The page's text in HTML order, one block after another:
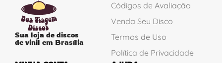
Sua loja de discos
de vinil em Brasília
Códigos de Avaliação
Venda Seu Disco
Termos de Uso
Política de Privacidade